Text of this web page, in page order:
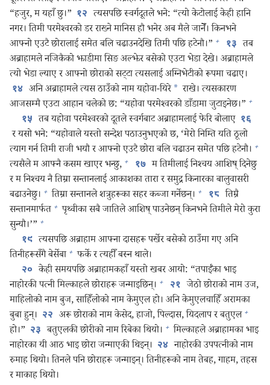
“हजुर, म यहाँ छु।” १२ त्यसपछि स्वर्गदूतले भने: “त्यो केटोलाई केही हानि
नगर। तिमी परमेश्‍वरको डर राख्ने मानिस हौ भनेर अब मैले जानेँ। किनभने
आफ्नो एउटै छोरालाई समेत बलि चढाउनदेखि तिमी पछि हटेनौ।” + १३ तब
अब्राहामले नजिकैको झाडीमा सिङ अल्झेर बसेको एउटा भेडा देखे। अब्राहामले
त्यो भेडा ल्याए र आफ्नो छोराको सट्टा त्यसलाई अग्निभेटीको रूपमा चढाए।
१४ अनि अब्राहामले त्यस ठाउँको नाम यहोवा-यिरे * राखे। त्यसकारण
आजसम्मै एउटा आहान चलेको छ: “यहोवा परमेश्‍वरको डाँडामा जुटाइनेछ।” +
१५ तब यहोवा परमेश्‍वरको दूतले स्वर्गबाट अब्राहामलाई फेरि बोलाए १६
र यसो भने: “यहोवाले यस्तो सन्देश पठाउनुभएको छ, ‘मेरो निम्ति यति ठूलो
त्याग गर्न तिमी राजी भयौ र आफ्नो एउटै छोरा बलि चढाउन समेत पछि हटेनौ। +
त्यसैले म आफ्नै कसम खाएर भन्छु, + १७ म तिमीलाई निश्‍चय आशिष्‌ दिनेछु
र म निश्‍चय नै तिम्रा सन्तानलाई आकाशका तारा र समुद्र किनारका बालुवासरी
बढाउनेछु। + तिम्रा सन्तानले शत्रुहरूका सहर कब्जा गर्नेछन्‌। + १८ तिम्रै
सन्तानमार्फत + पृथ्वीका सबै जातिले आशिष्‌ पाउनेछन्‌ किनभने तिमीले मेरो कुरा
सुन्यौ।’” +
१९ त्यसपछि अब्राहाम आफ्ना दासहरू पर्खेर बसेको ठाउँमा गए अनि
तिनीहरूसँगै बेर्सेबा + फर्के र त्यहीँ बस्न थाले।
२० केही समयपछि अब्राहामकहाँ यस्तो खबर आयो: “तपाईँका भाइ
नाहोरकी पत्नी मिल्काहले छोराहरू जन्माइछिन्‌। + २१ जेठो छोराको नाम उज,
माहिलोको नाम बुज, साहिँलोको नाम केमुएल हो। अनि केमुएलचाहिँ अरामका
बुबा हुन्‌। २२ अरू छोराको नाम केसेद, हाजो, पिल्दास, यिदलाप र बतुएल +
हो।” २३ बतुएलकी छोरीको नाम रिबेका थियो। + मिल्काहले अब्राहामका भाइ
नाहोरका यी आठ भाइ छोरा जन्माएकी थिइन्‌। २४ नाहोरकी उपपत्नीको नाम
रुमाह थियो। तिनले पनि छोराहरू जन्माइन्‌। तिनीहरूको नाम तेबह, गाहम, तहस
र माकाह थियो।